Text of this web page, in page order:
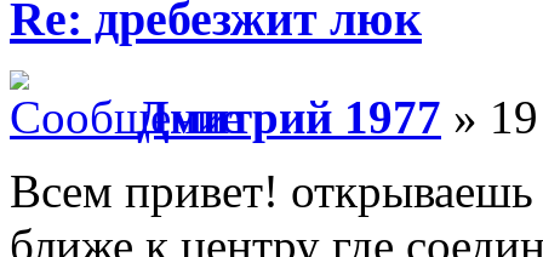
Re: дребезжит люк
Дмитрий 1977 »
Всем привет!
ближе к центру где